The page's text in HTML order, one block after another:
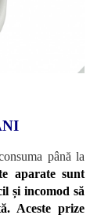
până la
aparate sunt
și incomod să
Aceste prize